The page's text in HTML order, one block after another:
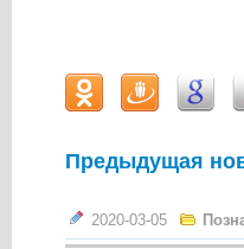
Предыдущая
2020-03-05